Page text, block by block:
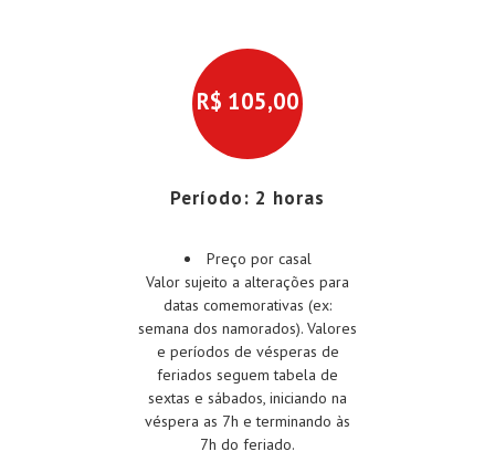
R$ 105,00
Período: 2 horas
Preço por casal
Valor sujeito a alterações para
datas comemorativas (ex:
semana dos namorados). Valores
e períodos de vésperas de
feriados seguem tabela de
sextas e sábados, iniciando na
véspera as 7h e terminando às
7h do feriado.